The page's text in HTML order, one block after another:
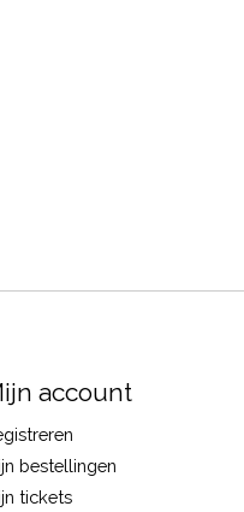
account
bestellingen
tickets